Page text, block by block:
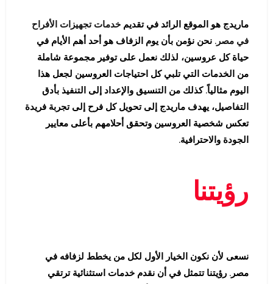
ماريدج هو الموقع الرائد في تقديم خدمات تجهيزات الأفراح
في مصر . نحن نؤمن بأن يوم الزفاف هو أحد أهم الأيام في
حياة كل عروسين، لذلك نعمل على توفير مجموعة شاملة
من الخدمات التي تلبي كل احتياجات العروسين لجعل هذا
اليوم مثالياً. كذلك من التنسيق والإعداد إلى التنفيذ بأدق
التفاصيل، يهدف ماريدج إلى تحويل كل فرح إلى تجربة فريدة
تعكس شخصية العروسين وتحقق أحلامهم بأعلى معايير
الجودة والاحترافية.
رؤيتنا
نسعى لأن نكون الخيار الأول لكل من يخطط لزفافه في
مصر. رؤيتنا تتمثل في أن نقدم خدمات استثنائية ترتقي